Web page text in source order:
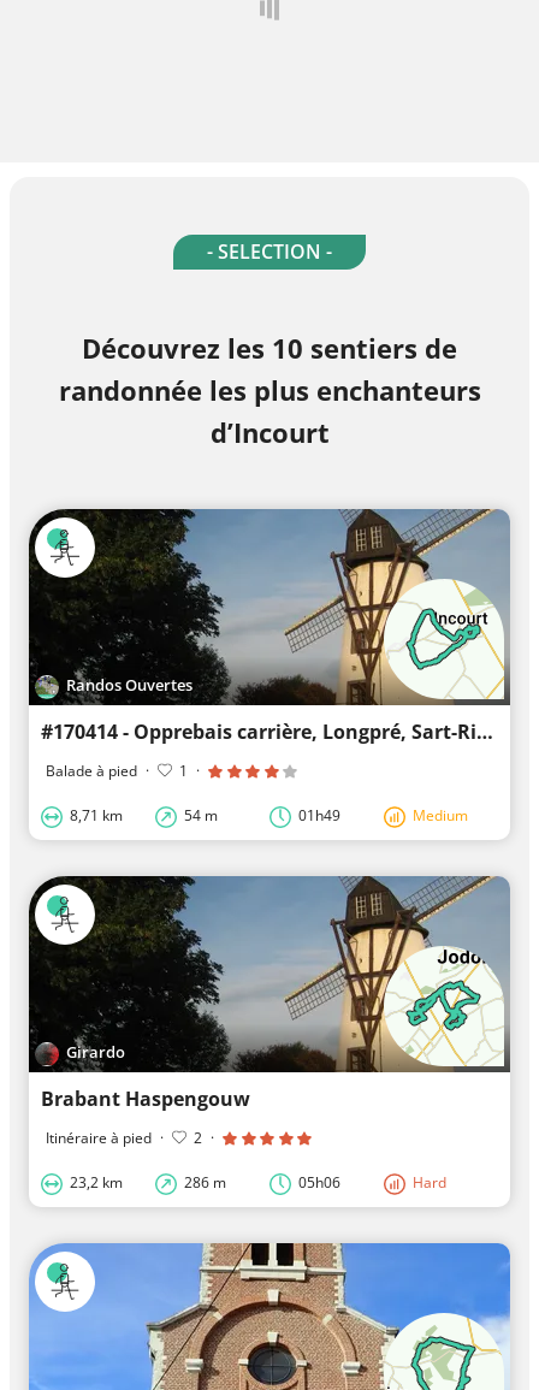
- SELECTION -
Découvrez les 10 sentiers de
randonnée les plus enchanteurs
d’Incourt
Randos Ouvertes
#170414 - Opprebais carrière, Longpré, Sart-Risbart***
Balade à pied · 1 ·
8,71 km 54 m 01h49 Medium
Girardo
Brabant Haspengouw
Itinéraire à pied · 2 ·
23,2 km 286 m 05h06 Hard